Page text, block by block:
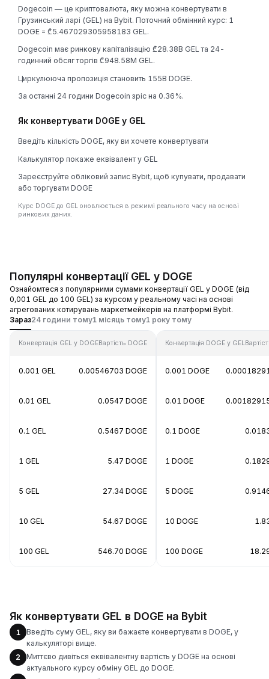
Dogecoin — це криптовалюта, яку можна конвертувати в
Грузинський ларі (GEL) на Bybit. Поточний обмінний курс: 1
DOGE = ₾5.467029305958183 GEL.
Dogecoin має ринкову капіталізацію ₾28.38B GEL та 24-
годинний обсяг торгів ₾948.58M GEL.
Циркулююча пропозиція становить 155B DOGE.
За останні 24 години Dogecoin зріс на 0.36%.
Як конвертувати DOGE у GEL
Введіть кількість DOGE, яку ви хочете конвертувати
Калькулятор покаже еквівалент у GEL
Зареєструйте обліковий запис Bybit, щоб купувати, продавати
або торгувати DOGE
Курс DOGE до GEL оновлюється в режимі реального часу на основі
ринкових даних.
Популярні конвертації GEL у DOGE
Ознайомтеся з популярними сумами конвертації GEL у DOGE (від
0,001 GEL до 100 GEL) за курсом у реальному часі на основі
агрегованих котирувань маркетмейкерів на платформі Bybit.
Зараз24 години тому1 місяць тому1 року тому
Конвертація GEL у DOGEВартість DOGE
0.001 GEL 0.00546703 DOGE
0.01 GEL 0.0547 DOGE
0.1 GEL 0.5467 DOGE
1 GEL 5.47 DOGE
5 GEL 27.34 DOGE
10 GEL 54.67 DOGE
100 GEL 546.70 DOGE
Конвертація DOGE у GEL
0.001 DOGE
0.01 DOGE
0.1 DOGE
1 DOGE
5 DOGE
10 DOGE
100 DOGE
Як конвертувати GEL в DOGE на Bybit
1
Введіть суму GEL, яку ви бажаєте конвертувати в DOGE, у
калькуляторі вище.
2
Миттєво дивіться еквівалентну вартість у DOGE на основі
актуального курсу обміну GEL до DOGE.